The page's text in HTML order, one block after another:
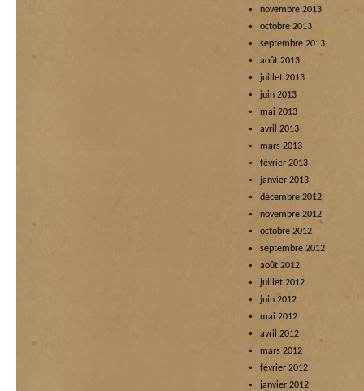
novembre 2013
octobre 2013
septembre 2013
août 2013
juillet 2013
juin 2013
mai 2013
avril 2013
mars 2013
février 2013
janvier 2013
décembre 2012
novembre 2012
octobre 2012
septembre 2012
août 2012
juillet 2012
juin 2012
mai 2012
avril 2012
mars 2012
février 2012
janvier 2012